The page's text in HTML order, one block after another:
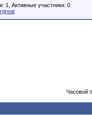
1, Активные участники: 0
rgreat
Часовой